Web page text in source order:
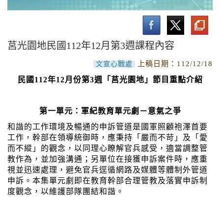
莒光園地線上收視專頁
空中英語教室好想講英文
莒光園地民國112年12月第3週課程內容
文宣心戰處 上稿日期： 112/12/18
民國 112年12月份第3週「莒光園地」節目重點介紹
第一單元：軍紀教育單元劇－意氣之爭
和諧的工作環境及暢通的申訴管道是國軍照顧袍澤首要
工作，幹部在領導統御時，應秉持「嚴而不苛」及「愛
而不縱」的觀念，以同理心瞭解官兵感受，適當調整管
教作為，並加強溝通；另單位在接獲申訴案件時，應重
視並迅速處理，避免官兵逕循網路及媒體等體制外管道
申訴。本集單元劇即在教育幹部合理管教及落實申訴制
度觀念，以維護部隊團結和諧。